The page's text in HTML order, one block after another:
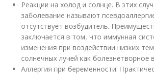
Реакции на холод и солнце. В этих
заболевание называют
отсутствует возбудитель.
заключается в том, что иммунная
изменения при воздействии низких
солнечных лучей как болезнетворное
Аллергия при беременности.